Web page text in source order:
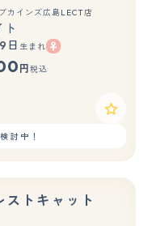
もっと見る
カインズ広島LECT店
ト
日 生まれ
円 税込
討中！
ストキャット